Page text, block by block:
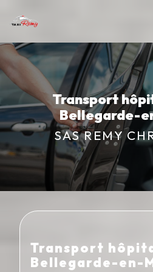
Transport
Bellegarde-
SAS REMY
Transport
Bellegarde-en-